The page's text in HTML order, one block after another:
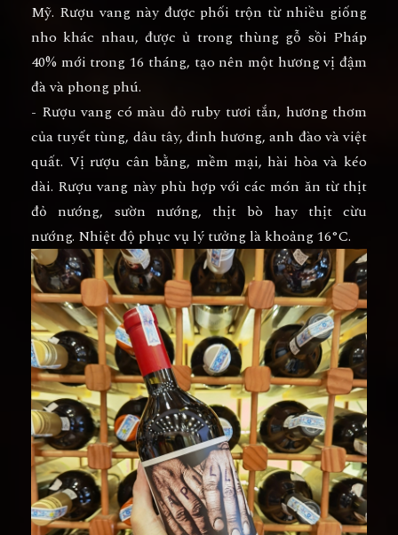
Mỹ. Rượu vang này được phối trộn từ nhiều giống
nho khác nhau, được ủ trong thùng gỗ sồi Pháp
40% mới trong 16 tháng, tạo nên một hương vị đậm
đà và phong phú.
- Rượu vang có màu đỏ ruby tươi tắn, hương thơm
của tuyết tùng, dâu tây, đinh hương, anh đào và việt
quất. Vị rượu cân bằng, mềm mại, hài hòa và kéo
dài. Rượu vang này phù hợp với các món ăn từ thịt
đỏ nướng, sườn nướng, thịt bò hay thịt cừu
nướng. Nhiệt độ phục vụ lý tưởng là khoảng 16°C.